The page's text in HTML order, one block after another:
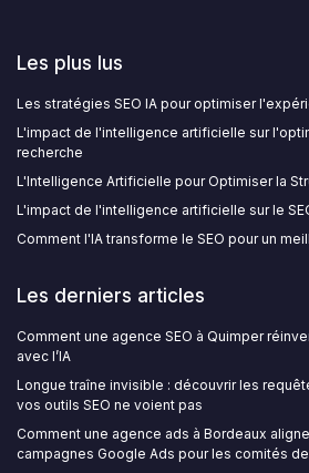
Les plus lus
Les stratégies SEO IA pour optimiser
L'impact de l'intelligence artificielle sur
recherche
L'Intelligence Artificielle pour Optimiser la
L'impact de l'intelligence artificielle sur le
Comment l'IA transforme le SEO pour un
Les derniers articles
Comment une agence SEO à Quimper
avec l’IA
Longue traîne invisible : découvrir les
vos outils SEO ne voient pas
Comment une agence ads à Bordeaux aligne
campagnes Google Ads pour les comités